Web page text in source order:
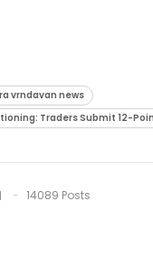
vrndavan news
Traders Submit 12-
14089 Posts